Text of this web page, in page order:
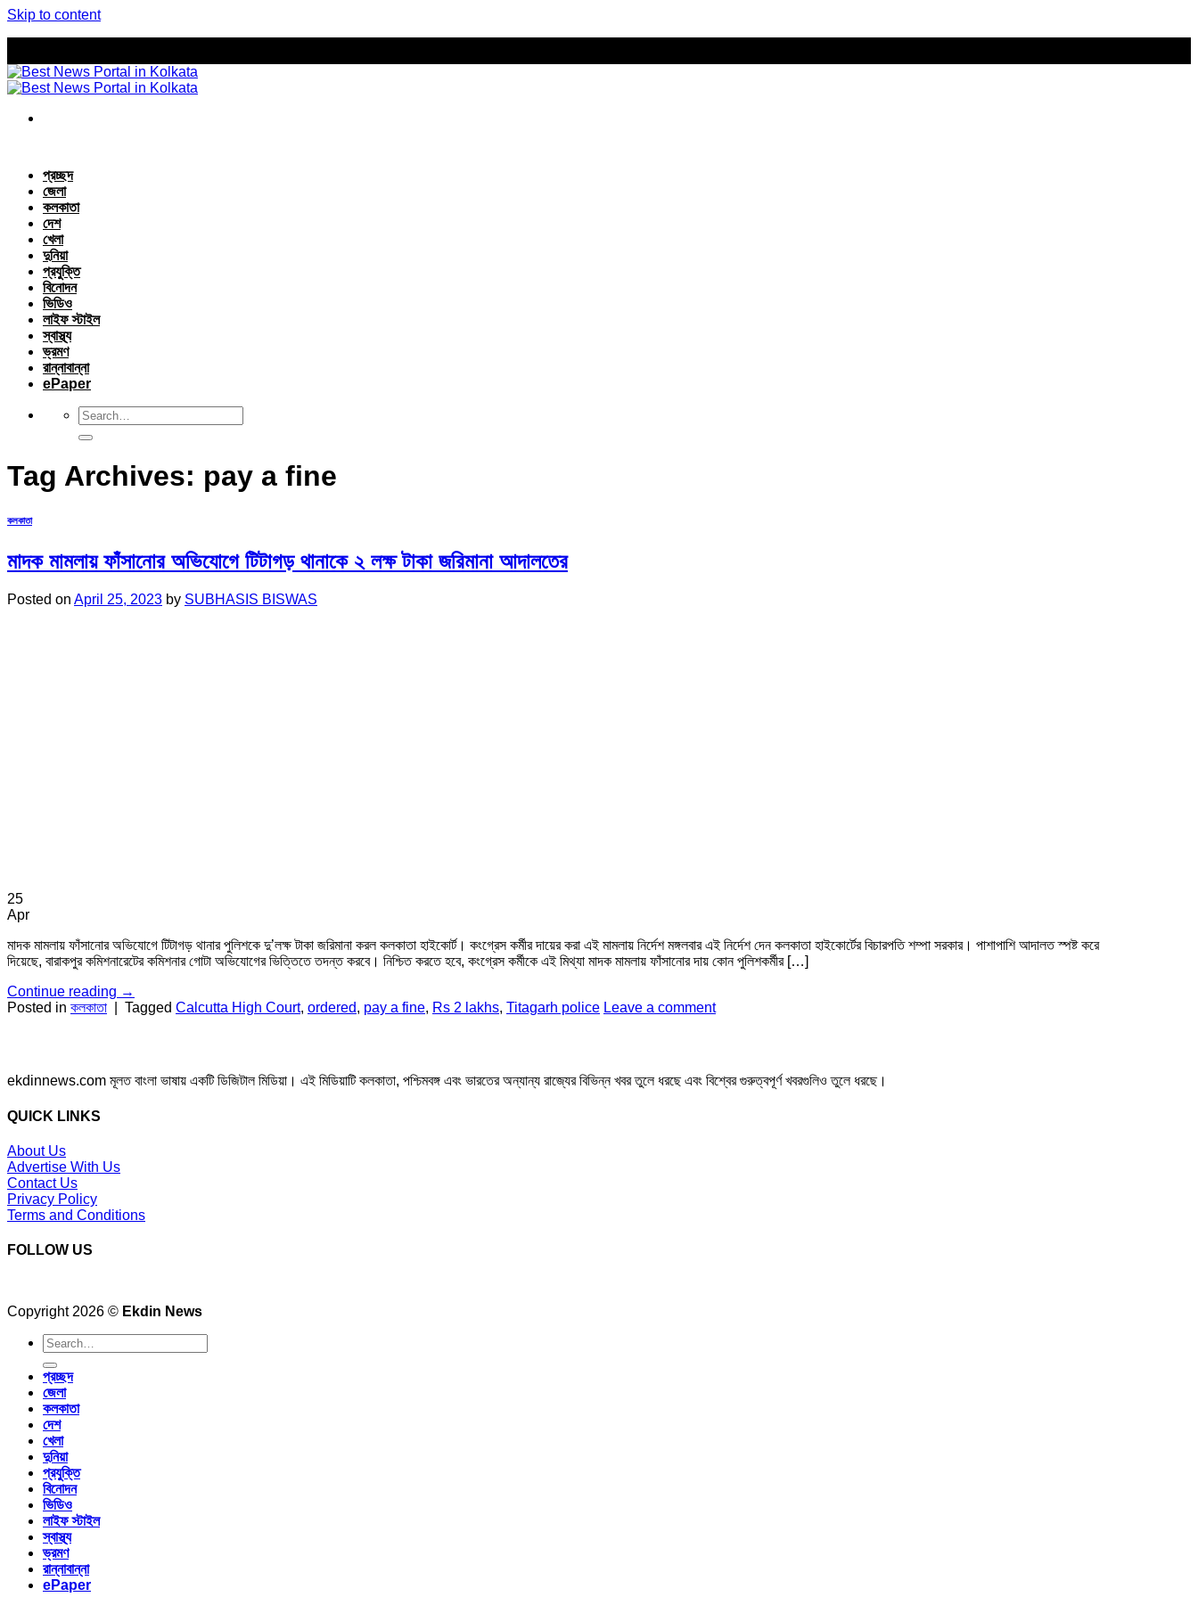
Skip to content
প্রচ্ছদ
জেলা
কলকাতা
দেশ
খেলা
দুনিয়া
প্রযুক্তি
বিনোদন
ভিডিও
লাইফ স্টাইল
স্বাস্থ্য
ভ্রমণ
রান্নাবান্না
ePaper
Tag Archives: pay a fine
কলকাতা
মাদক মামলায় ফাঁসানোর অভিযোগে টিটাগড় থানাকে ২ লক্ষ টাকা জরিমানা আদালতের
Posted on April 25, 2023 by SUBHASIS BISWAS
25
Apr
মাদক মামলায় ফাঁসানোর অভিযোগে টিটাগড় থানার পুলিশকে দু’লক্ষ টাকা জরিমানা করল কলকাতা হাইকোর্ট। কংগ্রেস কর্মীর দায়ের করা এই মামলায় নির্দেশ মঙ্গলবার এই নির্দেশ দেন কলকাতা হাইকোর্টের বিচারপতি শম্পা সরকার। পাশাপাশি আদালত স্পষ্ট করে
দিয়েছে, বারাকপুর কমিশনারেটের কমিশনার গোটা অভিযোগের ভিত্তিতে তদন্ত করবে। নিশ্চিত করতে হবে, কংগ্রেস কর্মীকে এই মিথ্যা মাদক মামলায় ফাঁসানোর দায় কোন পুলিশকর্মীর […]
Continue reading →
Posted in কলকাতা Tagged Calcutta High Court, ordered, pay a fine, Rs 2 lakhs, Titagarh police Leave a comment
ekdinnews.com মূলত বাংলা ভাষায় একটি ডিজিটাল মিডিয়া। এই মিডিয়াটি কলকাতা, পশ্চিমবঙ্গ এবং ভারতের অন্যান্য রাজ্যের বিভিন্ন খবর তুলে ধরছে এবং বিশ্বের গুরুত্বপূর্ণ খবরগুলিও তুলে ধরছে।
QUICK LINKS
About Us
Advertise With Us
Contact Us
Privacy Policy
Terms and Conditions
FOLLOW US
Copyright 2026 © Ekdin News
প্রচ্ছদ
জেলা
কলকাতা
দেশ
খেলা
দুনিয়া
প্রযুক্তি
বিনোদন
ভিডিও
লাইফ স্টাইল
স্বাস্থ্য
ভ্রমণ
রান্নাবান্না
ePaper